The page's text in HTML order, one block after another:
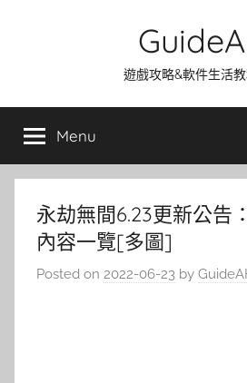
遊戲攻略&軟件生活
Menu
永劫無間6.23更新公告
內容一覽[多圖]
Posted on 2022-06-23 by